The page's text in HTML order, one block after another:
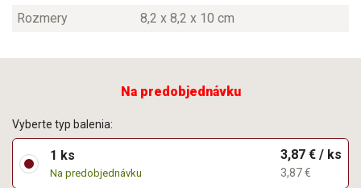
Rozmery
8,2 x 8,2 x 10 cm
Na predobjednávku
Vyberte typ balenia:
1 ks
Na predobjednávku
3,87 € / ks
3,87 €